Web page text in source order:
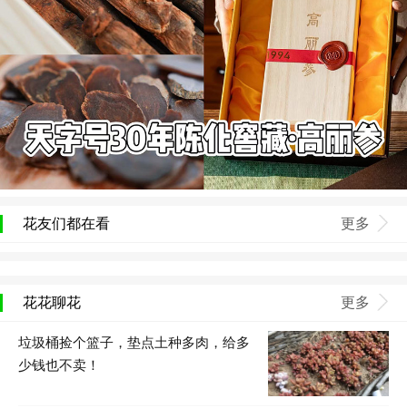
花友们都在看 更多
花花聊花 更多
垃圾桶捡个篮子，垫点土种多肉，给多
少钱也不卖！